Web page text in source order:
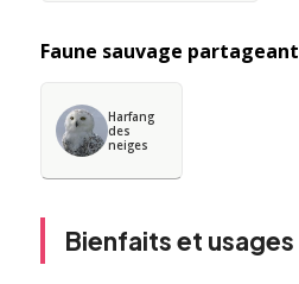
Faune sauvage
Harfang
des
neiges
Bienfaits et usages